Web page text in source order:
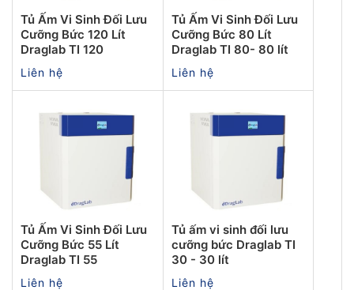
Tủ Ấm Vi Sinh Đối Lưu
Cưỡng Bức 120 Lít
Draglab TI 120
Liên hệ
Tủ Ấm Vi Sinh Đối Lưu
Cưỡng Bức 80 Lít
Draglab TI 80- 80 lít
Liên hệ
Tủ Ấm Vi Sinh Đối Lưu
Cưỡng Bức 55 Lít
Draglab TI 55
Liên hệ
Tủ ấm vi sinh đối lưu
cưỡng bức Draglab TI
30 - 30 lít
Liên hệ